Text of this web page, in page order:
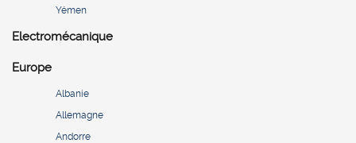
Yémen
Electromécanique
Europe
Albanie
Allemagne
Andorre